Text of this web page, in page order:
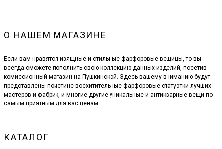
О НАШЕМ МАГАЗИНЕ
Если вам нравятся изящные и стильные фарфоровые вещицы, то вы
всегда сможете пополнить свою коллекцию данных изделий, посетив
комиссионный магазин на Пушкинской. Здесь вашему вниманию будут
представлены поистине восхитительные фарфоровые статуэтки лучших
мастеров и фабрик, и многие другие уникальные и антикварные вещи по
самым приятным для вас ценам.
КАТАЛОГ